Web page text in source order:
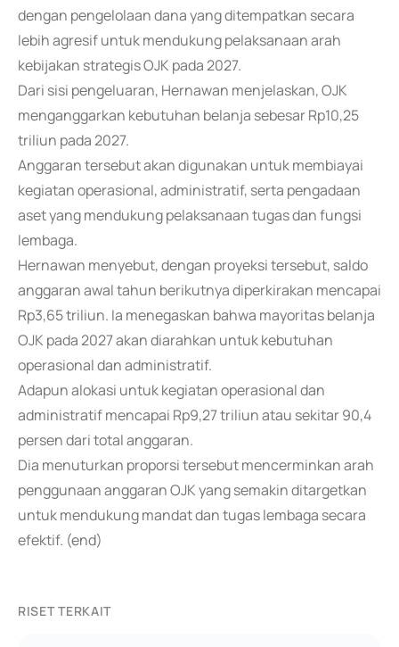
dengan pengelolaan dana yang ditempatkan secara
lebih agresif untuk mendukung pelaksanaan arah
kebijakan strategis OJK pada 2027.
Dari sisi pengeluaran, Hernawan menjelaskan, OJK
menganggarkan kebutuhan belanja sebesar Rp10,25
triliun pada 2027.
Anggaran tersebut akan digunakan untuk membiayai
kegiatan operasional, administratif, serta pengadaan
aset yang mendukung pelaksanaan tugas dan fungsi
lembaga.
Hernawan menyebut, dengan proyeksi tersebut, saldo
anggaran awal tahun berikutnya diperkirakan mencapai
Rp3,65 triliun. Ia menegaskan bahwa mayoritas belanja
OJK pada 2027 akan diarahkan untuk kebutuhan
operasional dan administratif.
Adapun alokasi untuk kegiatan operasional dan
administratif mencapai Rp9,27 triliun atau sekitar 90,4
persen dari total anggaran.
Dia menuturkan proporsi tersebut mencerminkan arah
penggunaan anggaran OJK yang semakin ditargetkan
untuk mendukung mandat dan tugas lembaga secara
efektif. (end)
RISET TERKAIT